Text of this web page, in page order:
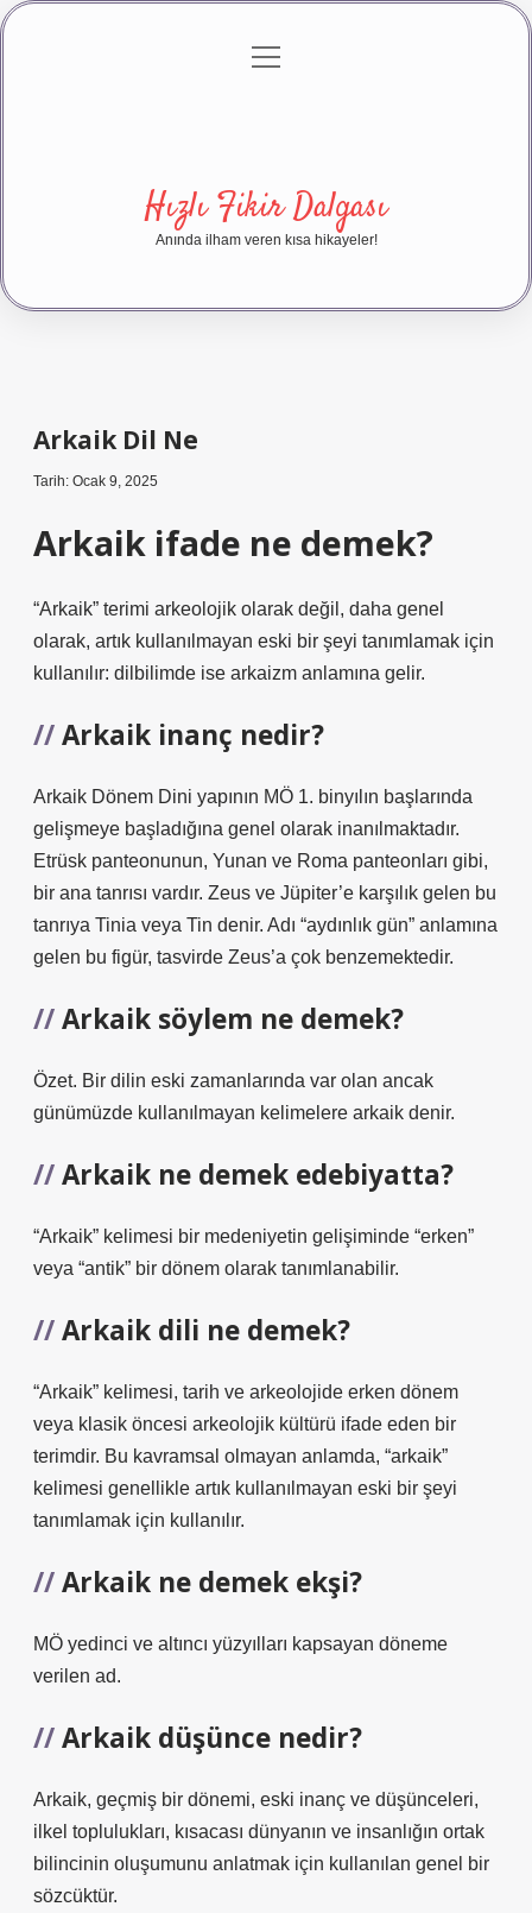
Gizlilik Politikası
menüyü
Hızlı Fikir Dalgası
Anında ilham veren kısa hikayeler!
Arkaik Dil Ne
Tarih: Ocak 9, 2025
Arkaik ifade ne demek?
“Arkaik” terimi arkeolojik olarak değil, daha genel
olarak, artık kullanılmayan eski bir şeyi tanımlamak için
kullanılır: dilbilimde ise arkaizm anlamına gelir.
Arkaik inanç nedir?
Arkaik Dönem Dini yapının MÖ 1. binyılın başlarında
gelişmeye başladığına genel olarak inanılmaktadır.
Etrüsk panteonunun, Yunan ve Roma panteonları gibi,
bir ana tanrısı vardır. Zeus ve Jüpiter’e karşılık gelen bu
tanrıya Tinia veya Tin denir. Adı “aydınlık gün” anlamına
gelen bu figür, tasvirde Zeus’a çok benzemektedir.
Arkaik söylem ne demek?
Özet. Bir dilin eski zamanlarında var olan ancak
günümüzde kullanılmayan kelimelere arkaik denir.
Arkaik ne demek edebiyatta?
“Arkaik” kelimesi bir medeniyetin gelişiminde “erken”
veya “antik” bir dönem olarak tanımlanabilir.
Arkaik dili ne demek?
“Arkaik” kelimesi, tarih ve arkeolojide erken dönem
veya klasik öncesi arkeolojik kültürü ifade eden bir
terimdir. Bu kavramsal olmayan anlamda, “arkaik”
kelimesi genellikle artık kullanılmayan eski bir şeyi
tanımlamak için kullanılır.
Arkaik ne demek ekşi?
MÖ yedinci ve altıncı yüzyılları kapsayan döneme
verilen ad.
Arkaik düşünce nedir?
Arkaik, geçmiş bir dönemi, eski inanç ve düşünceleri,
ilkel toplulukları, kısacası dünyanın ve insanlığın ortak
bilincinin oluşumunu anlatmak için kullanılan genel bir
sözcüktür.